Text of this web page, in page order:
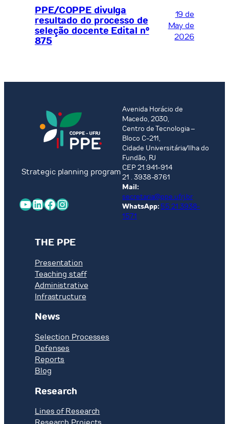
PPE/COPPE divulga
resultado do processo de
seleção docente Edital nº
875
19 de
May de
2026
Strategic planning program
YouTube LinkedIn Facebook Instagram
Avenida Horácio de
Macedo, 2030,
Centro de Tecnologia –
Bloco C-211,
Cidade Universitária/Ilha do
Fundão, RJ
CEP 21.941-914
21 . 3938-8761
Mail:
secretaria@ppe.ufrj.br
WhatsApp: 55 21 3938-
1571
THE PPE
Presentation
Teaching staff
Administrative
Infrastructure
News
Selection Processes
Defenses
Reports
Blog
Research
Lines of Research